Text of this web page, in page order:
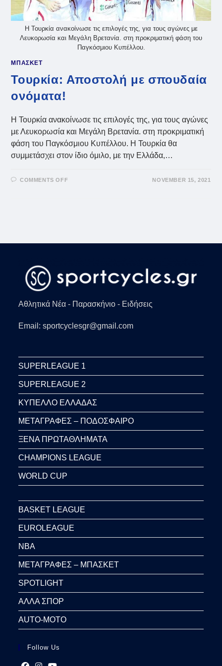
Η Τουρκία ανακοίνωσε τις επιλογές της, για τους αγώνες με
Λευκορωσία και Μεγάλη Βρετανία. στη προκριματική φάση του
Παγκόσμιου Κυπέλλου.
ΜΠΑΣΚΕΤ
Τουρκία: Αποστολή με σπουδαία
ονόματα!
Η Τουρκία ανακοίνωσε τις επιλογές της, για τους αγώνες
με Λευκορωσία και Μεγάλη Βρετανία. στη προκριματική
φάση του Παγκόσμιου Κυπέλλου. Η Τουρκία θα
συμμετάσχει στον ίδιο όμιλο, με την Ελλάδα,…
COMMENTS OFF NOVEMBER 15, 2021
Αθλητικά Νέα - Παρασκήνιο - Ειδήσεις
Email: sportcyclesgr@gmail.com
SUPERLEAGUE 1
SUPERLEAGUE 2
ΚΥΠΕΛΛΟ ΕΛΛΑΔΑΣ
ΜΕΤΑΓΡΑΦΕΣ – ΠΟΔΟΣΦΑΙΡΟ
ΞΕΝΑ ΠΡΩΤΑΘΛΗΜΑΤΑ
CHAMPIONS LEAGUE
WORLD CUP
BASKET LEAGUE
EUROLEAGUE
NBA
ΜΕΤΑΓΡΑΦΕΣ – ΜΠΑΣΚΕΤ
SPOTLIGHT
ΑΛΛΑ ΣΠΟΡ
AUTO-MOTO
Follow Us